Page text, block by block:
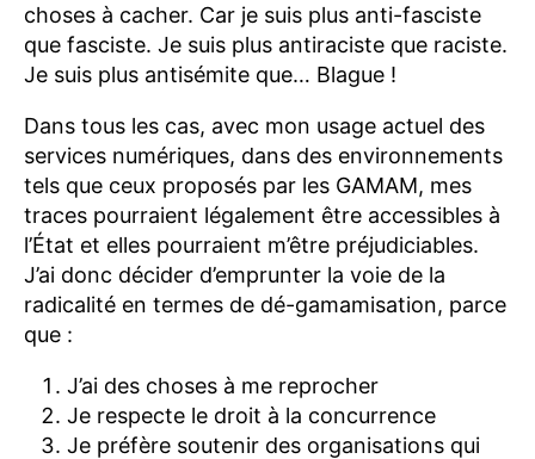
choses à cacher. Car je suis plus anti-fasciste
que fasciste. Je suis plus antiraciste que raciste.
Je suis plus antisémite que… Blague !
Dans tous les cas, avec mon usage actuel des
services numériques, dans des environnements
tels que ceux proposés par les GAMAM, mes
traces pourraient légalement être accessibles à
l’État et elles pourraient m’être préjudiciables.
J’ai donc décider d’emprunter la voie de la
radicalité en termes de dé-gamamisation, parce
que :
J’ai des choses à me reprocher
Je respecte le droit à la concurrence
Je préfère soutenir des organisations qui